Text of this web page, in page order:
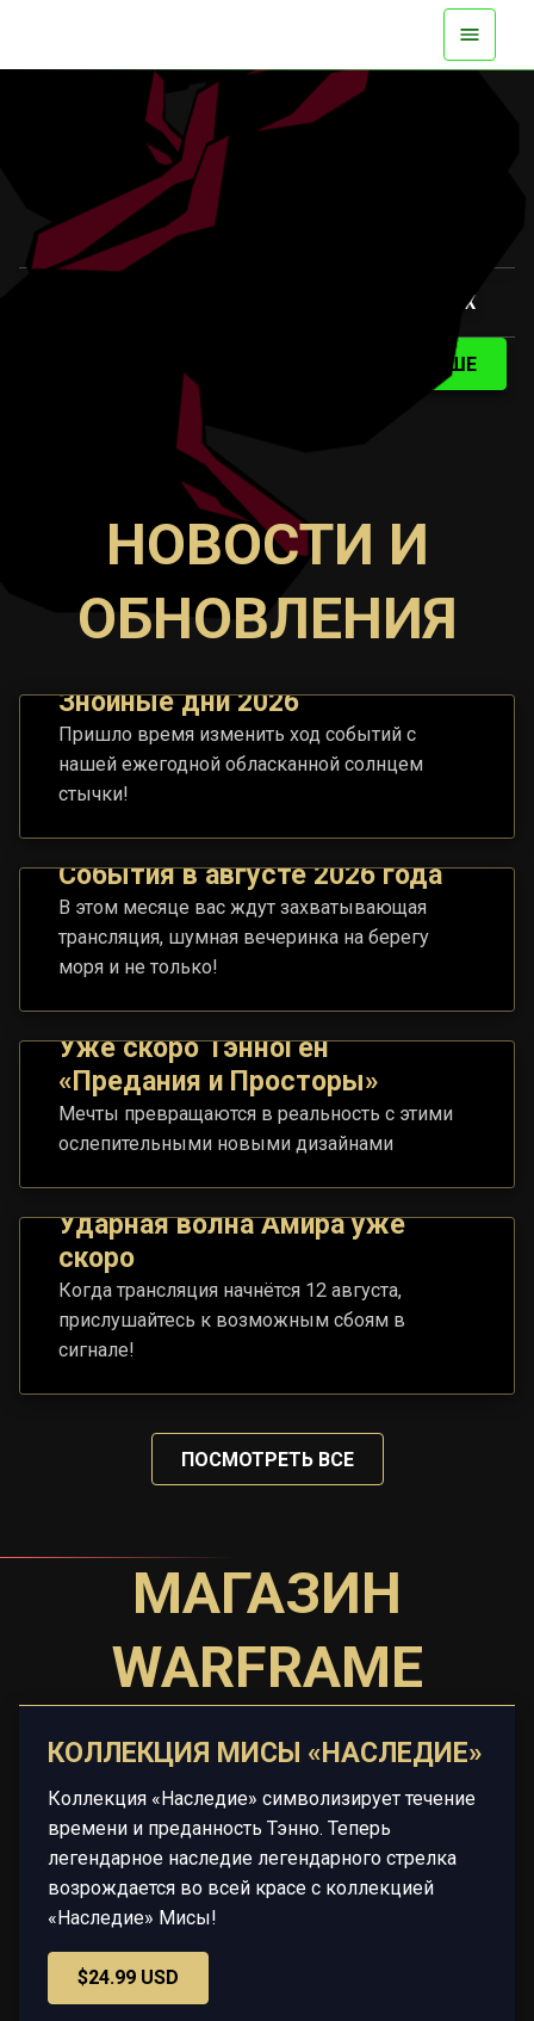
ДОСТУПНО СЕЙЧАС НА ВСЕХ ПЛАТФОРМАХ
УЗНАТЬ БОЛЬШЕ
НОВОСТИ И
ОБНОВЛЕНИЯ
Знойные дни 2026
Пришло время изменить ход событий с
нашей ежегодной обласканной солнцем
стычки!
События в августе 2026 года
В этом месяце вас ждут захватывающая
трансляция, шумная вечеринка на берегу
моря и не только!
Уже скоро ТэнноГен
«Предания и Просторы»
Мечты превращаются в реальность с этими
ослепительными новыми дизайнами
Ударная волна Амира уже
скоро
Когда трансляция начнётся 12 августа,
прислушайтесь к возможным сбоям в
сигнале!
ПОСМОТРЕТЬ ВСЕ
МАГАЗИН
WARFRAME
КОЛЛЕКЦИЯ МИСЫ «НАСЛЕДИЕ»
Коллекция «Наследие» символизирует течение
времени и преданность Тэнно. Теперь
легендарное наследие легендарного стрелка
возрождается во всей красе с коллекцией
«Наследие» Мисы!
$24.99 USD